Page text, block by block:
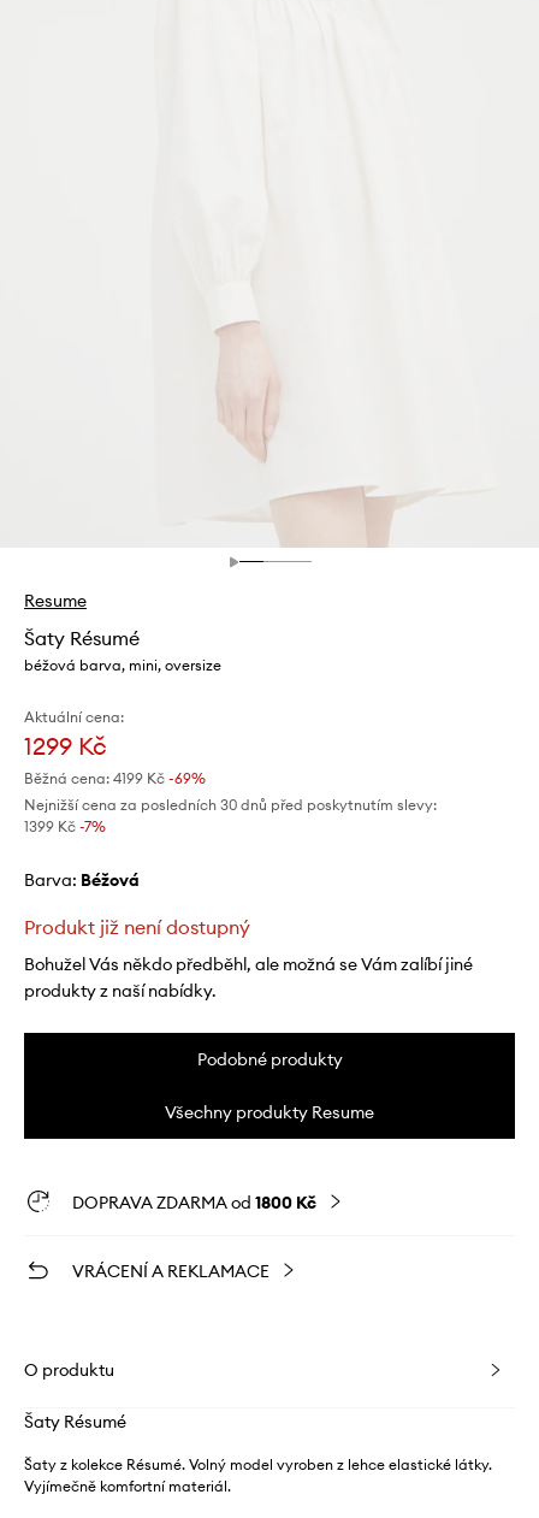
Resume
Šaty Résumé
béžová barva, mini, oversize
Aktuální cena:
1299 Kč
Běžná cena: 4199 Kč -69%
Nejnižší cena za posledních 30 dnů před poskytnutím slevy:
1399 Kč -7%
Barva: béžová
Produkt již není dostupný
Bohužel Vás někdo předběhl, ale možná se Vám zalíbí jiné
produkty z naší nabídky.
Podobné produkty
Všechny produkty Resume
DOPRAVA ZDARMA od 1800 Kč
VRÁCENÍ A REKLAMACE
O produktu
Šaty Résumé
Šaty z kolekce Résumé. Volný model vyroben z lehce elastické látky.
Vyjímečně komfortní materiál.